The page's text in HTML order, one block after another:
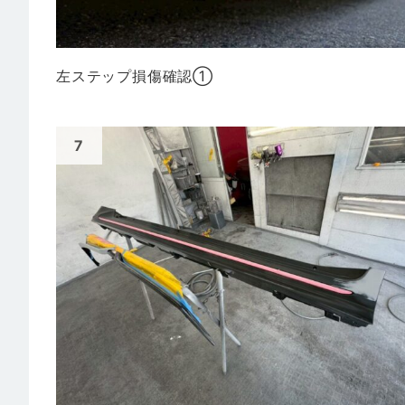
左ステップ損傷確認①